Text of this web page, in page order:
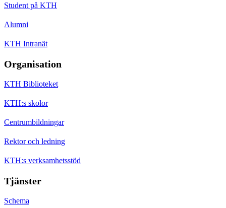
Student på KTH
Alumni
KTH Intranät
Organisation
KTH Biblioteket
KTH:s skolor
Centrumbildningar
Rektor och ledning
KTH:s verksamhetsstöd
Tjänster
Schema